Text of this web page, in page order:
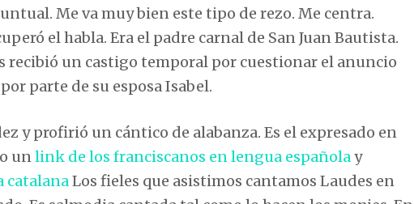
Me va muy bien este tipo de rezo. Me centra.
el habla. Era el padre carnal de San Juan Bautista.
recibió un castigo temporal por cuestionar el anuncio
parte de su esposa Isabel.
y profirió un cántico de alabanza. Es el expresado en
unlink de los franciscanos en lengua españolay
catalanaLos fieles que asistimos cantamos Laudes en